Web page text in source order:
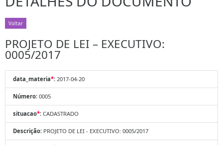
Voltar
PROJETO DE LEI – EXECUTIVO:
0005/2017
data_materia*: 2017-04-20
Número: 0005
situacao*: CADASTRADO
Descrição: PROJETO DE LEI - EXECUTIVO: 0005/2017